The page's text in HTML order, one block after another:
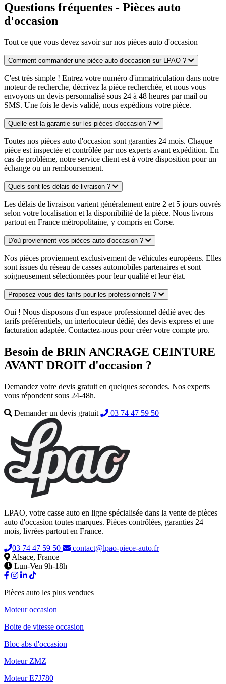
Questions fréquentes - Pièces auto
d'occasion
Tout ce que vous devez savoir sur nos pièces auto d'occasion
Comment commander une pièce auto d'occasion sur LPAO ?
C'est très simple ! Entrez votre numéro d'immatriculation dans notre
moteur de recherche, décrivez la pièce recherchée, et nous vous
envoyons un devis personnalisé sous 24 à 48 heures par mail ou
SMS. Une fois le devis validé, nous expédions votre pièce.
Quelle est la garantie sur les pièces d'occasion ?
Toutes nos pièces auto d'occasion sont garanties 24 mois. Chaque
pièce est inspectée et contrôlée par nos experts avant expédition. En
cas de problème, notre service client est à votre disposition pour un
échange ou un remboursement.
Quels sont les délais de livraison ?
Les délais de livraison varient généralement entre 2 et 5 jours ouvrés
selon votre localisation et la disponibilité de la pièce. Nous livrons
partout en France métropolitaine, y compris en Corse.
D'où proviennent vos pièces auto d'occasion ?
Nos pièces proviennent exclusivement de véhicules européens. Elles
sont issues du réseau de casses automobiles partenaires et sont
soigneusement sélectionnées pour leur qualité et leur état.
Proposez-vous des tarifs pour les professionnels ?
Oui ! Nous disposons d'un espace professionnel dédié avec des
tarifs préférentiels, un interlocuteur dédié, des devis express et une
facturation adaptée. Contactez-nous pour créer votre compte pro.
Besoin de BRIN ANCRAGE CEINTURE
AVANT DROIT d'occasion ?
Demandez votre devis gratuit en quelques secondes. Nos experts
vous répondent sous 24-48h.
Demander un devis gratuit
03 74 47 59 50
LPAO, votre casse auto en ligne spécialisée dans la vente de pièces
auto d'occasion toutes marques. Pièces contrôlées, garanties 24
mois, livrées partout en France.
03 74 47 59 50
contact@lpao-piece-auto.fr
Alsace, France
Lun-Ven 9h-18h
Pièces auto les plus vendues
Moteur occasion
Boite de vitesse occasion
Bloc abs d'occasion
Moteur ZMZ
Moteur E7J780